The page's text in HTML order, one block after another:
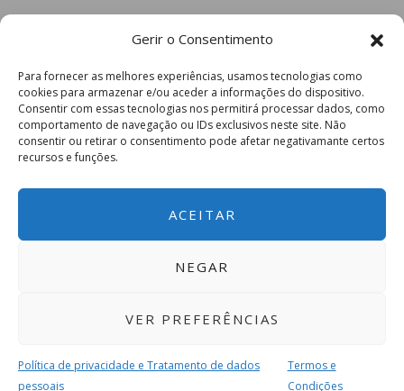
Gerir o Consentimento
Para fornecer as melhores experiências, usamos tecnologias como
cookies para armazenar e/ou aceder a informações do dispositivo.
Consentir com essas tecnologias nos permitirá processar dados, como
comportamento de navegação ou IDs exclusivos neste site. Não
consentir ou retirar o consentimento pode afetar negativamante certos
recursos e funções.
ACEITAR
NEGAR
VER PREFERÊNCIAS
Política de privacidade e Tratamento de dados
pessoais
Termos e
Condições